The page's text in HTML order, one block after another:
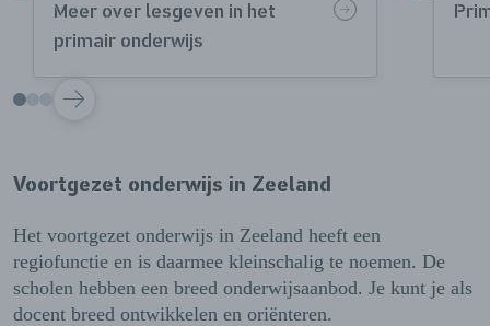
Meer over lesgeven in het
primair onderwijs
VOLGENDE
Voortgezet onderwijs in Zeeland
Het voortgezet onderwijs in Zeeland heeft een
regiofunctie en is daarmee kleinschalig te noemen. De
scholen hebben een breed onderwijsaanbod. Je kunt je als
docent breed ontwikkelen en oriënteren.